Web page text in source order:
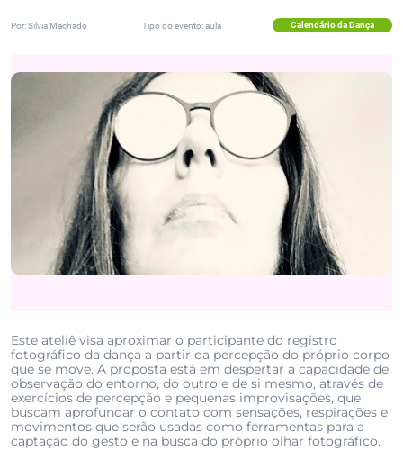
Por: Silvia Machado Tipo do evento: aula Calendário da Dança
Este ateliê visa aproximar o participante do registro
fotográfico da dança a partir da percepção do próprio corpo
que se move. A proposta está em despertar a capacidade de
observação do entorno, do outro e de si mesmo, através de
exercícios de percepção e pequenas improvisações, que
buscam aprofundar o contato com sensações, respirações e
movimentos que serão usadas como ferramentas para a
captação do gesto e na busca do próprio olhar fotográfico.